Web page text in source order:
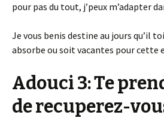
pour pas du tout, j’peux m’adapter
Je vous benis destine au jours qu’il
absorbe ou soit vacantes pour cette
Adouci 3: Te
de recuperez-